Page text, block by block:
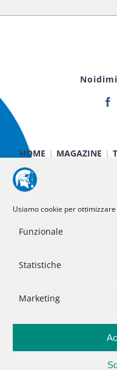
Usiamo cookie per
Funzionale
Statistiche
Marketing
HOME MAGAZINE
CIBO E SALUTE
NOI DI MINERVA